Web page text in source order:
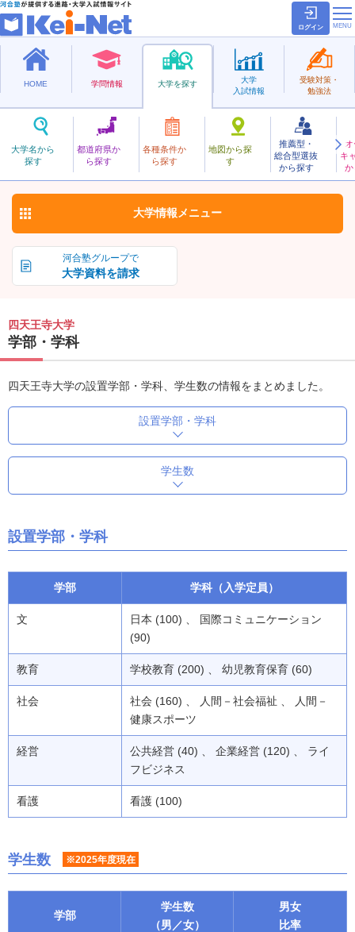
ログイン
HOME 学問情報 大学を探す
大学名から
探す
都道府県か
ら探す
各種条件か
ら探す
地図から探
す
推薦型・
総合型選抜
から探す
キ
か
大学
入試情報
受験対策・
勉強法
私立
してんのうじ
四天王寺大学 お気に入り
河合塾グループで
大学資料を請求
大学情報 メニュー
四天王寺大学
学部・学科
四天王寺大学の設置学部・学科、学生数の情報をまとめました。
設置学部・学科
学生数
設置学部・学科
学部 学科（入学定員）
文
日本 (100) 、 国際コミュニケーション
(90)
教育 学校教育 (200) 、 幼児教育保育 (60)
社会
社会 (160) 、 人間－社会福祉 、 人間－
健康スポーツ
経営
公共経営 (40) 、 企業経営 (120) 、 ライ
フビジネス
看護 看護 (100)
学生数 ※2025年度現在
学部
学生数
（男／女）
男女
比率